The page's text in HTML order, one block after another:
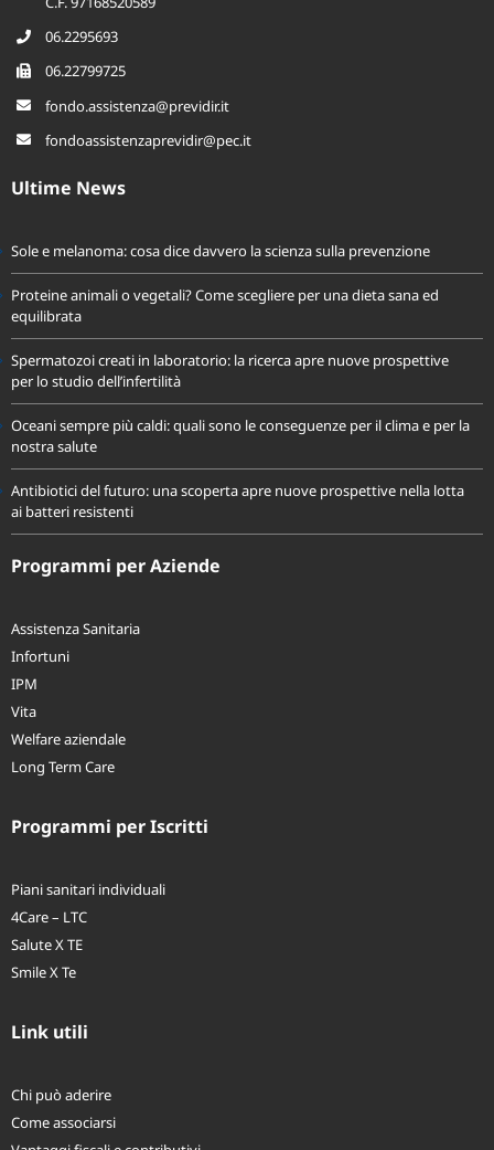
Sole e melanoma: cosa dice davvero la scienza sulla prevenzione
Proteine animali o vegetali? Come scegliere per una dieta sana ed
equilibrata
Spermatozoi creati in laboratorio: la ricerca apre nuove prospettive
per lo studio dell’infertilità
Oceani sempre più caldi: quali sono le conseguenze per il clima e per la
nostra salute
Antibiotici del futuro: una scoperta apre nuove prospettive nella lotta
ai batteri resistenti
Assistenza Sanitaria
Infortuni
IPM
Vita
Welfare aziendale
Piani sanitari individuali
4Care – LTC
Salute X TE
Chi può aderire
Come associarsi